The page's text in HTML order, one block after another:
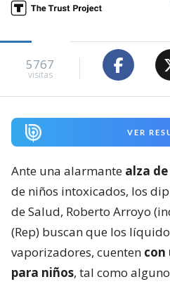
5767
visitas
VER
Ante una alarmante alza
de niños intoxicados, los
de Salud, Roberto Arroyo
(Rep) buscan que los
vaporizadores, cuenten con
para niños, tal como